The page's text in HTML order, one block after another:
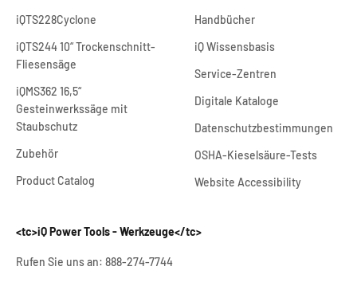
iQTS228Cyclone
iQTS244 10“ Trockenschnitt-
Fliesensäge
iQMS362 16,5“
Gesteinwerkssäge mit
Staubschutz
Zubehör
Product Catalog
Handbücher
iQ Wissensbasis
Service-Zentren
Digitale Kataloge
Datenschutzbestimmungen
OSHA-Kieselsäure-Tests
Website Accessibility
<tc>iQ Power Tools - Werkzeuge</tc>
Rufen Sie uns an: 888-274-7744